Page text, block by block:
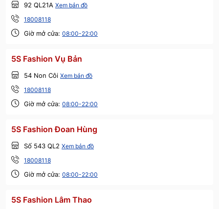
92 QL21A Xem bản đồ
18008118
Giờ mở cửa: 08:00-22:00
5S Fashion Vụ Bản
54 Non Côi Xem bản đồ
18008118
Giờ mở cửa: 08:00-22:00
5S Fashion Đoan Hùng
Số 543 QL2 Xem bản đồ
18008118
Giờ mở cửa: 08:00-22:00
5S Fashion Lâm Thao